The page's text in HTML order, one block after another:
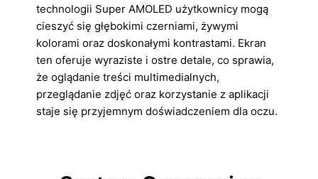
technologii Super AMOLED użytkownicy mogą
cieszyć się głębokimi czerniami, żywymi
kolorami oraz doskonałymi kontrastami. Ekran
ten oferuje wyraziste i ostre detale, co sprawia,
że oglądanie treści multimedialnych,
przeglądanie zdjęć oraz korzystanie z aplikacji
staje się przyjemnym doświadczeniem dla oczu.